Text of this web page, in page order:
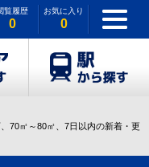
覧履歴
0
お気に入り
0
70㎡～80㎡、7日以内の新着・更